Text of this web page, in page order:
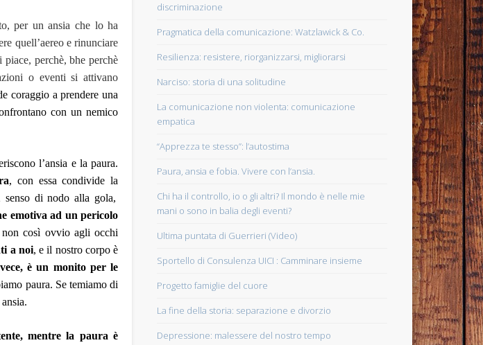
per un ansia che lo ha
quell’aereo e rinunciare
perchè, bhe perchè
o eventi si attivano
coraggio a prendere una
con un nemico
l’ansia e la paura.
, con essa condivide la
senso di nodo alla gola,
emotiva ad un pericolo
così ovvio agli occhi
a noi,e il nostro corpo è
è un monito per le
paura. Se temiamo di
, mentre la paura è
discriminazione
Pragmatica della comunicazione: Watzlawick & Co.
Resilienza: resistere, riorganizzarsi, migliorarsi
Narciso: storia di una solitudine
La comunicazione non violenta: comunicazione
empatica
“Apprezza te stesso”: l’autostima
Paura, ansia e fobia. Vivere con l’ansia.
Chi ha il controllo, io o gli altri? Il mondo è nelle mie
mani o sono in balia degli eventi?
Ultima puntata di Guerrieri (Video)
Sportello di Consulenza UICI : Camminare insieme
Progetto famiglie del cuore
La fine della storia: separazione e divorzio
Depressione: malessere del nostro tempo